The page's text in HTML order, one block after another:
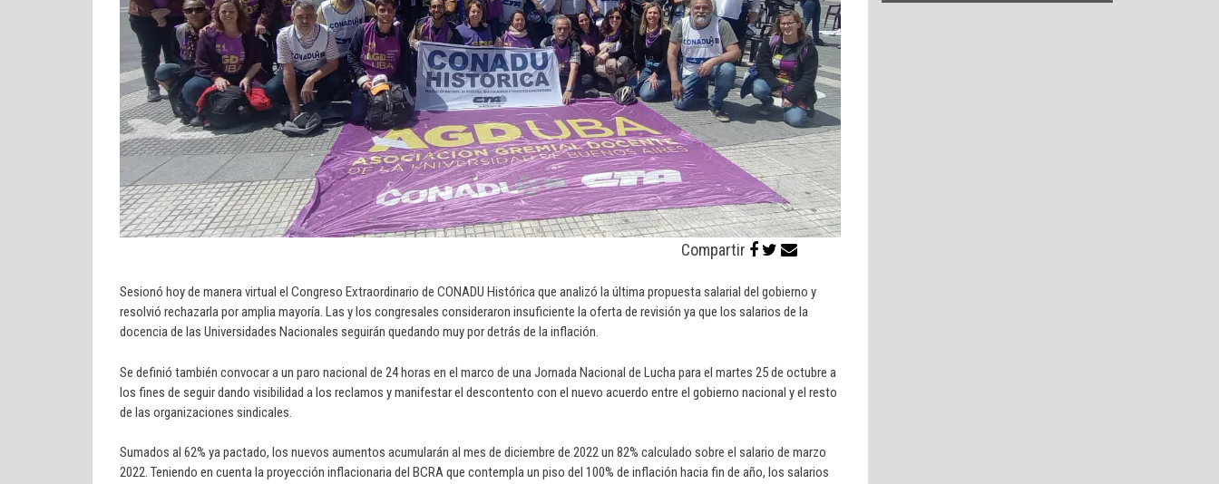
Compartir
Sesionó hoy de manera virtual el Congreso Extraordinario de CONADU Histórica que analizó la última propuesta salarial del gobierno y
resolvió rechazarla por amplia mayoría. Las y los congresales consideraron insuficiente la oferta de revisión ya que los salarios de la
docencia de las Universidades Nacionales seguirán quedando muy por detrás de la inflación.
Se definió también convocar a un paro nacional de 24 horas en el marco de una Jornada Nacional de Lucha para el martes 25 de octubre a
los fines de seguir dando visibilidad a los reclamos y manifestar el descontento con el nuevo acuerdo entre el gobierno nacional y el resto
de las organizaciones sindicales.
Sumados al 62% ya pactado, los nuevos aumentos acumularán al mes de diciembre de 2022 un 82% calculado sobre el salario de marzo
2022. Teniendo en cuenta la proyección inflacionaria del BCRA que contempla un piso del 100% de inflación hacia fin de año, los salarios